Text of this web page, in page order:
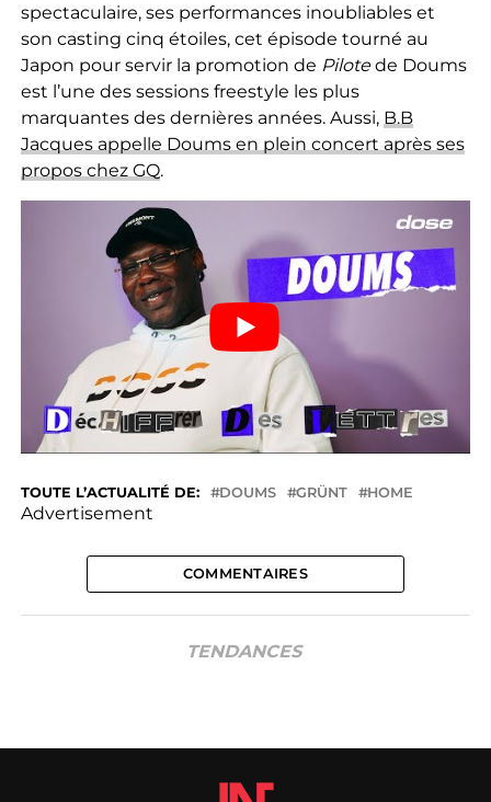
spectaculaire, ses performances inoubliables et
son casting cinq étoiles, cet épisode tourné au
Japon pour servir la promotion de Pilotede Doums
est l’une des sessions freestyle les plus
marquantes des dernières années. Aussi, B.B
Jacques appelle Doums en plein concert après ses
propos chez GQ.
TOUTE L’ACTUALITÉ DE: DOUMS GRÜNT HOME
Advertisement
COMMENTAIRES
TENDANCES